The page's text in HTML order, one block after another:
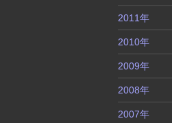
2011年
2010年
2009年
2008年
2007年